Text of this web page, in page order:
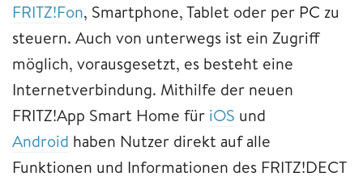
FRITZ!Fon, Smartphone, Tablet oder per PC zu
steuern. Auch von unterwegs ist ein Zugriff
möglich, vorausgesetzt, es besteht eine
Internetverbindung. Mithilfe der neuen
FRITZ!App Smart Home für iOS und
Android haben Nutzer direkt auf alle
Funktionen und Informationen des FRITZ!DECT